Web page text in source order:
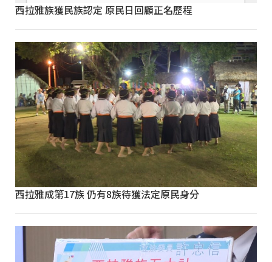
西拉雅族獲民族認定 原民日回顧正名歷程
西拉雅成第17族 仍有8族待獲法定原民身分